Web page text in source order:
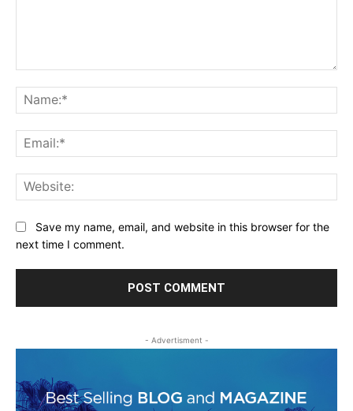
Save my name, email, and website in this browser for the
next time I comment.
- Advertisment -